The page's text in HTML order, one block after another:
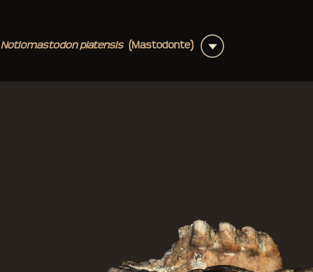
Notiomastodonplatensis (Mastodonte) +